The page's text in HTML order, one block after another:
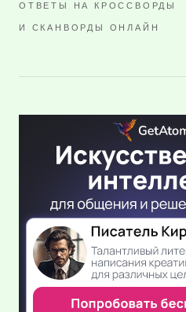
ОТВЕТЫ НА КРОССВОРДЫ
И СКАНВОРДЫ ОНЛАЙН